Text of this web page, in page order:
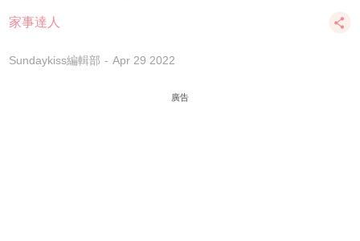
家事達人
Sundaykiss編輯部 Apr 29 2022
廣告